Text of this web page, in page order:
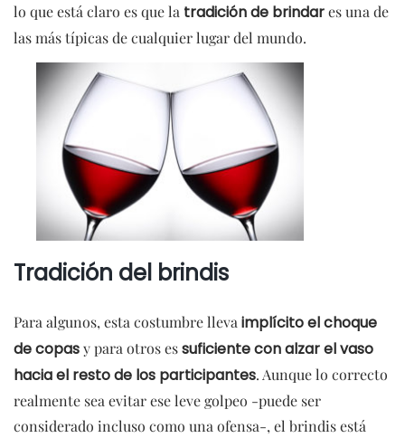
lo que está claro es que la tradición de brindares una de
las más típicas de cualquier lugar del mundo.
Tradición del brindis
Para algunos, esta costumbre lleva implícito el choque
de copasy para otros essuficiente con alzar el vaso
hacia el resto de los participantes. Aunque lo correcto
realmente sea evitar ese leve golpeo -puede ser
considerado incluso como una ofensa-, el brindis está